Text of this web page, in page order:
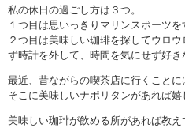
私の休日の過ごし方は３つ。
１つ目は思いっきりマリンスポーツを
２つ目は美味しい珈琲を探してウロ
ず時計を外して、時間を気にせず好き
最近、昔ながらの喫茶店に行くことに
そこに美味しいナポリタンがあれば嬉
美味しい珈琲が飲める所があれば教え